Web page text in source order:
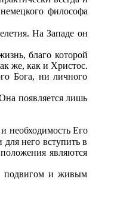
философа
На Западе он
благо которой
же, как и Христос.
Бога, ни личного
появляется лишь
необходимость Его
него вступить в
являются
подвигом и живым